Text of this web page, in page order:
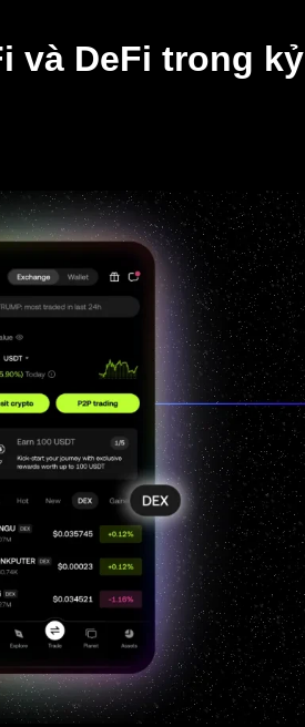
và DeFi trong kỷ